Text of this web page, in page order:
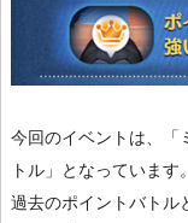
今回のイベントは、「
トル」となっています。
過去のポイントバトル